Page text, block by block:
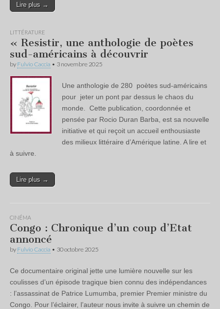
Lire plus →
LITTÉRATURE
« Resistir, une anthologie de poètes
sud-américains à découvrir
by Fulvio Caccia • 3 novembre 2025
Une anthologie de 280 poètes sud-américains
pour jeter un pont par dessus le chaos du
monde. Cette publication, coordonnée et
pensée par Rocio Duran Barba, est sa nouvelle
initiative et qui reçoit un accueil enthousiaste
des milieux littéraire d’Amérique latine. A lire et
à suivre.
Lire plus →
CINÉMA
Congo : Chronique d’un coup d’Etat
annoncé
by Fulvio Caccia • 30 octobre 2025
Ce documentaire original jette une lumière nouvelle sur les
coulisses d’un épisode tragique bien connu des indépendances
: l’assassinat de Patrice Lumumba, premier Premier ministre du
Congo. Pour l’éclairer, l’auteur nous invite à suivre un chemin de